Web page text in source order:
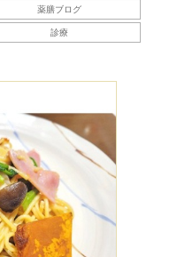
薬膳ブログ
診療